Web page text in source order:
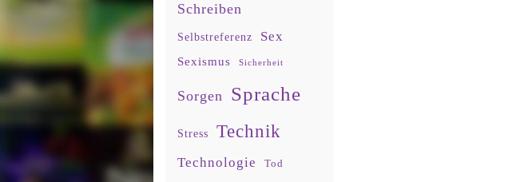
Schreiben
Selbstreferenz Sex
Sexismus Sicherheit
Sorgen Sprache
Stress Technik
Technologie Tod